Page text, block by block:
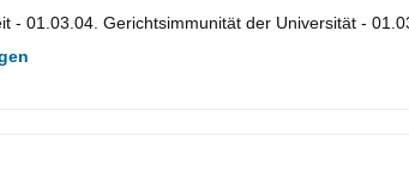
- 01.03.04. Gerichtsimmunität der Universität -